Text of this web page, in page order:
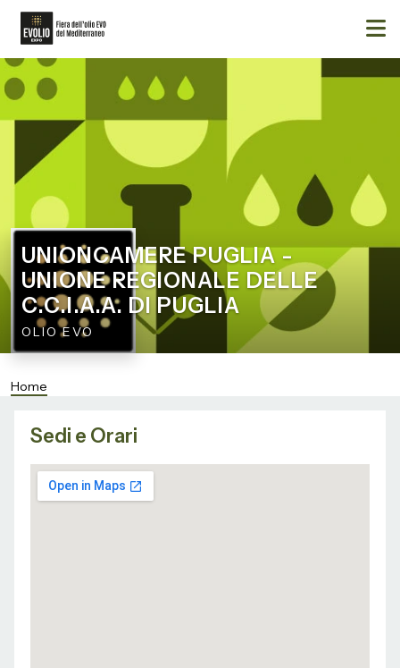
UNIONCAMERE PUGLIA -
UNIONE REGIONALE DELLE
C.C.I.A.A. DI PUGLIA
OLIO EVO
Home
Sedi e Orari